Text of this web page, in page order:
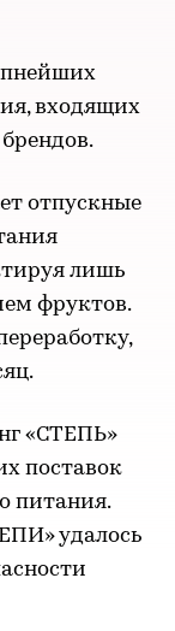
входящих
отпускные
лишь
фруктов.
«СТЕПЬ»
поставок
питания.
удалось